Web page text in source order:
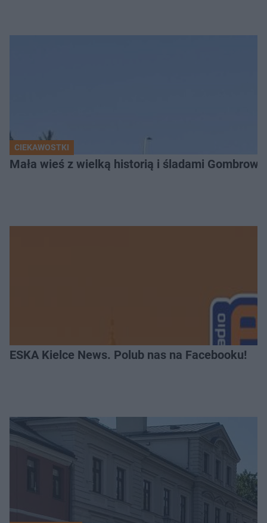
CIEKAWOSTKI
Mała wieś z wielką historią i śladami
ESKA Kielce News. Polub nas na Facebooku!